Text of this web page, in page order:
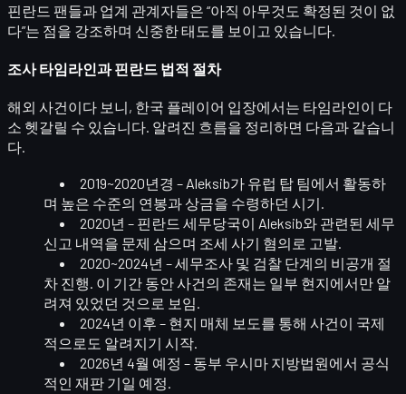
핀란드 팬들과 업계 관계자들은 “아직 아무것도 확정된 것이 없
다”는 점을 강조하며 신중한 태도를 보이고 있습니다.
조사 타임라인과 핀란드 법적 절차
해외 사건이다 보니, 한국 플레이어 입장에서는 타임라인이 다
소 헷갈릴 수 있습니다. 알려진 흐름을 정리하면 다음과 같습니
다.
2019~2020년경 – Aleksib가 유럽 탑 팀에서 활동하
며 높은 수준의 연봉과 상금을 수령하던 시기.
2020년 – 핀란드 세무당국이 Aleksib와 관련된 세무
신고 내역을 문제 삼으며 조세 사기 혐의로 고발.
2020~2024년 – 세무조사 및 검찰 단계의 비공개 절
차 진행. 이 기간 동안 사건의 존재는 일부 현지에서만 알
려져 있었던 것으로 보임.
2024년 이후 – 현지 매체 보도를 통해 사건이 국제
적으로도 알려지기 시작.
2026년 4월 예정 – 동부 우시마 지방법원에서 공식
적인 재판 기일 예정.